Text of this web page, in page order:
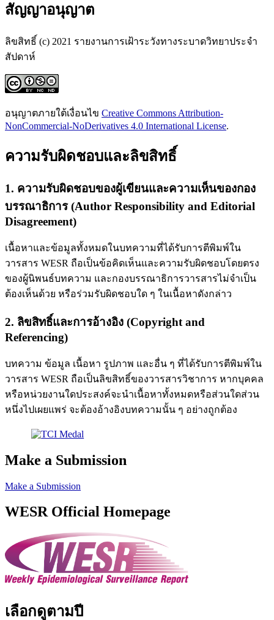
สัญญาอนุญาต
ลิขสิทธิ์ (c) 2021 รายงานการเฝ้าระวังทางระบาดวิทยาประจำ
สัปดาห์
อนุญาตภายใต้เงื่อนไข Creative Commons Attribution-
NonCommercial-NoDerivatives 4.0 International License.
ความรับผิดชอบและลิขสิทธิ์
1. ความรับผิดชอบของผู้เขียนและความเห็นของกอง
บรรณาธิการ (Author Responsibility and Editorial
Disagreement)
เนื้อหาและข้อมูลทั้งหมดในบทความที่ได้รับการตีพิมพ์ใน
วารสาร WESR ถือเป็นข้อคิดเห็นและความรับผิดชอบโดยตรง
ของผู้นิพนธ์บทความ และกองบรรณาธิการวารสารไม่จำเป็น
ต้องเห็นด้วย หรือร่วมรับผิดชอบใด ๆ ในเนื้อหาดังกล่าว
2. ลิขสิทธิ์และการอ้างอิง (Copyright and
Referencing)
บทความ ข้อมูล เนื้อหา รูปภาพ และอื่น ๆ ที่ได้รับการตีพิมพ์ใน
วารสาร WESR ถือเป็นลิขสิทธิ์ของวารสารวิชาการ หากบุคคล
หรือหน่วยงานใดประสงค์จะนำเนื้อหาทั้งหมดหรือส่วนใดส่วน
หนึ่งไปเผยแพร่ จะต้องอ้างอิงบทความนั้น ๆ อย่างถูกต้อง
Make a Submission
Make a Submission
WESR Official Homepage
เลือกดูตามปี